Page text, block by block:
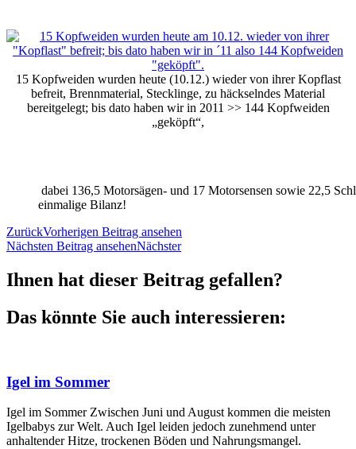
15 Kopfweiden wurden heute (10.12.) wieder von ihrer Kopflast
befreit, Brennmaterial, Stecklinge, zu häckselndes Material
bereitgelegt; bis dato haben wir in 2011 >> 144 Kopfweiden
„geköpft“,
dabei 136,5 Motorsägen- und 17 Motorsensen sowie 22,5
einmalige Bilanz!
ZurückVorherigen Beitrag ansehen
Nächsten Beitrag ansehenNächster
Ihnen hat dieser Beitrag gefallen?
Das könnte Sie auch interessieren:
Igel im Sommer
Igel im Sommer Zwischen Juni und August kommen die meisten
Igelbabys zur Welt. Auch Igel leiden jedoch zunehmend unter
anhaltender Hitze, trockenen Böden und Nahrungsmangel.